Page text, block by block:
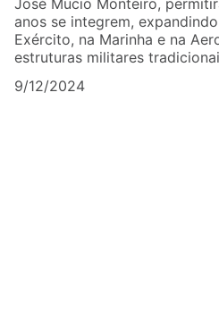
José Mucio Monteiro,
anos se integrem,
Exército, na Marinha e na
estruturas militares
9/12/2024